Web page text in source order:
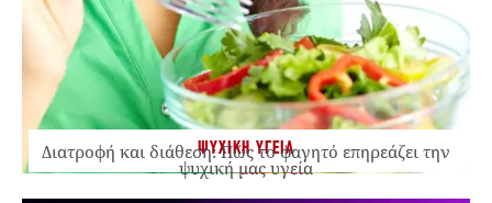
ΨΥΧΙΚΗ ΥΓΕΙΑ
Διατροφή και διάθεση: Πώς το φαγητό επηρεάζει την
ψυχική μας υγεία